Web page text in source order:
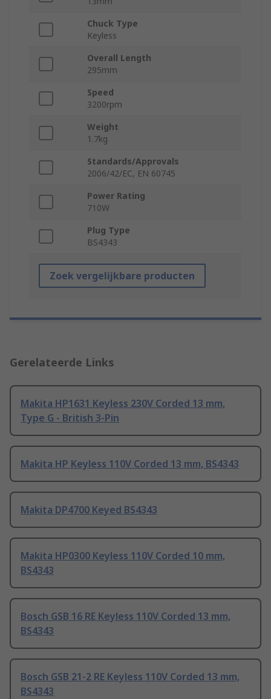
Chuck Type
Keyless
Overall Length
295mm
Speed
3200rpm
Weight
1.7kg
Standards/Approvals
2006/42/EC, EN 60745
Power Rating
710W
Plug Type
BS4343
Zoek vergelijkbare producten
Gerelateerde Links
Makita HP1631 Keyless 230V Corded 13 mm,
Type G - British 3-Pin
Makita HP Keyless 110V Corded 13 mm, BS4343
Makita DP4700 Keyed BS4343
Makita HP0300 Keyless 110V Corded 10 mm,
BS4343
Bosch GSB 16 RE Keyless 110V Corded 13 mm,
BS4343
Bosch GSB 21-2 RE Keyless 110V Corded 13 mm,
BS4343